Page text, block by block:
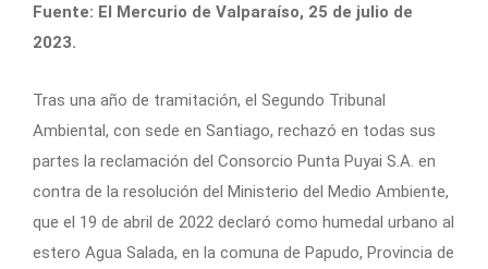
Fuente: El Mercurio de Valparaíso, 25 de julio de
2023.
Tras una año de tramitación, el Segundo Tribunal
Ambiental, con sede en Santiago, rechazó en todas sus
partes la reclamación del Consorcio Punta Puyai S.A. en
contra de la resolución del Ministerio del Medio Ambiente,
que el 19 de abril de 2022 declaró como humedal urbano al
estero Agua Salada, en la comuna de Papudo, Provincia de